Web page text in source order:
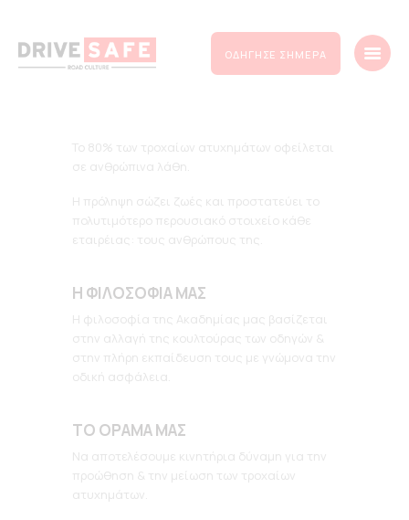
ΟΔΉΓΗΣΕ ΣΉΜΕΡΑ
ΑΡΧΙΚΉ
ΑΚΑΔΗΜΊΑ
ΑΣΦΑΛΉΣ ΟΔΉΓΗΣΗ ΓΙΑ
ΣΕΜΙΝΆΡΙΑ
ΕΠΙΚΟΙΝΩΝΊΑ
Το 80% των τροχαίων ατυχημάτων οφείλεται
σε ανθρώπινα λάθη.
Η πρόληψη σώζει ζωές και προστατεύει το
πολυτιμότερο περουσιακό στοιχείο κάθε
εταιρέιας: τους ανθρώπους της.
Η ΦΙΛΟΣΟΦΙΑ ΜΑΣ
Η φιλοσοφία της Ακαδημίας μας βασίζεται
στην αλλαγή της κουλτούρας των οδηγών &
στην πλήρη εκπαίδευση τους με γνώμονα την
οδική ασφάλεια.
ΤΟ ΟΡΑΜΑ ΜΑΣ
Να αποτελέσουμε κινητήρια δύναμη για την
προώθηση & την μείωση των τροχαίων
ατυχημάτων.